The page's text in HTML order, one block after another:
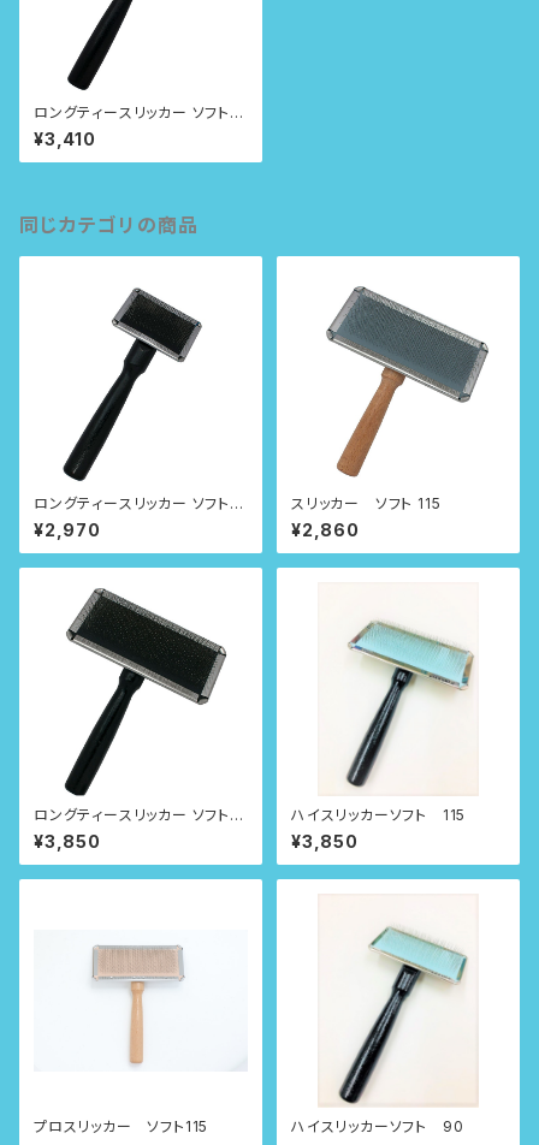
ロングティースリッカー ソフト 9
0
¥3,410
同じカテゴリの商品
ロングティースリッカー ソフト 6
0
¥2,970
スリッカー ソフト 115
¥2,860
ロングティースリッカー ソフト 1
15
¥3,850
ハイスリッカーソフト 115
¥3,850
プロスリッカー ソフト115 ハイスリッカーソフト 90